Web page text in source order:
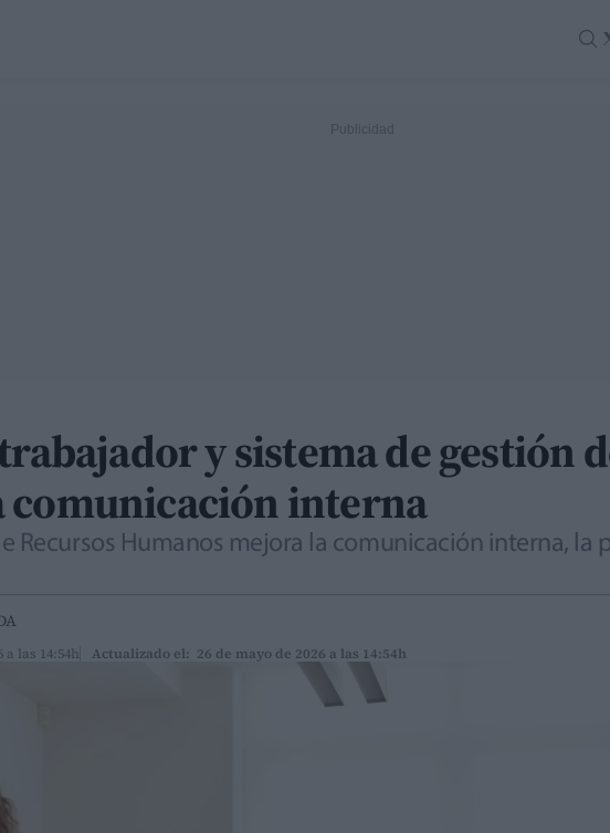
y sistema de gestión
comunicación interna
Recursos Humanos mejora la comunicación interna, la
a las 14:54h Actualizado el: 26 de mayo de 2026 a las 14:54h